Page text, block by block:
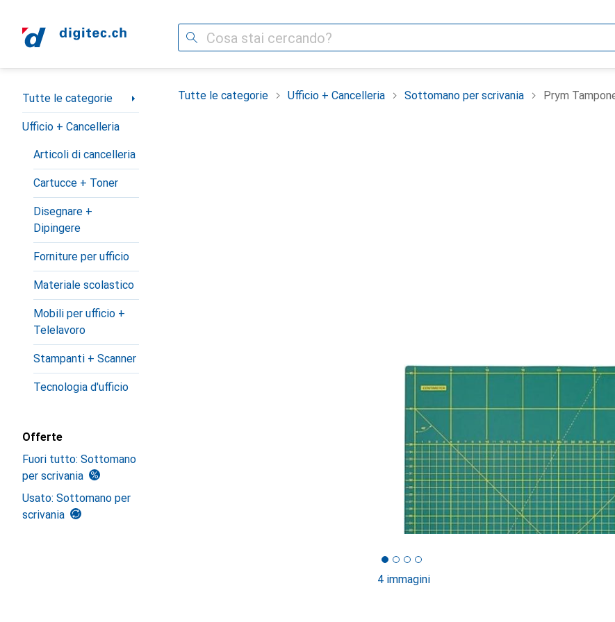
Cerca
Categoria Navigazione
Tutte le categorie
Ufficio + Cancelleria
Articoli di cancelleria
Cartucce + Toner
Disegnare +
Dipingere
Forniture per ufficio
Materiale scolastico
Mobili per ufficio +
Telelavoro
Stampanti + Scanner
Tecnologia d'ufficio
Offerte
Fuori tutto: Sottomano
per scrivania
Usato: Sottomano per
scrivania
Tutte le categorie Ufficio + Cancelleria Sottomano per scrivania Prym
4 immagini